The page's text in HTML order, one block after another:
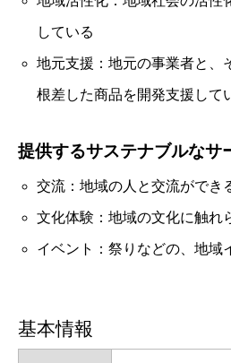
している
地元支援：地元の事業者と、
根差した商品を開発支援して
提供するサステナブルなサ
交流：地域の人と交流ができ
文化体験：地域の文化に触れ
イベント：祭りなどの、地域
基本情報